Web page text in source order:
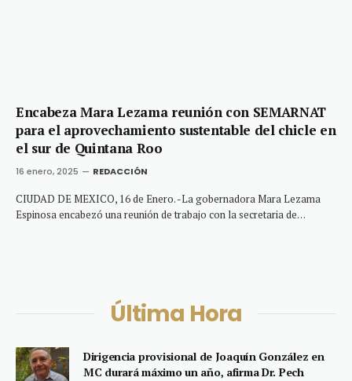
Encabeza Mara Lezama reunión con SEMARNAT
para el aprovechamiento sustentable del chicle en
el sur de Quintana Roo
16 enero, 2025 REDACCIÓN
CIUDAD DE MEXICO, 16 de Enero. -La gobernadora Mara Lezama
Espinosa encabezó una reunión de trabajo con la secretaria de…
Última Hora
Dirigencia provisional de Joaquín González en
MC durará máximo un año, afirma Dr. Pech